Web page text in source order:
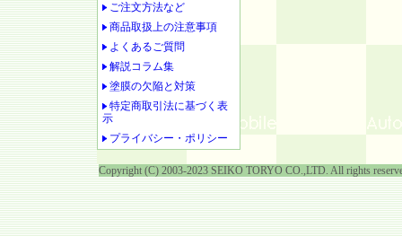
ご注文方法など
商品取扱上の注意事項
よくあるご質問
解説コラム集
塗膜の欠陥と対策
特定商取引法に基づく表
示
プライバシー・ポリシー
Copyright (C) 2003-2023 SEIKO TORYO CO.,LTD. All rights